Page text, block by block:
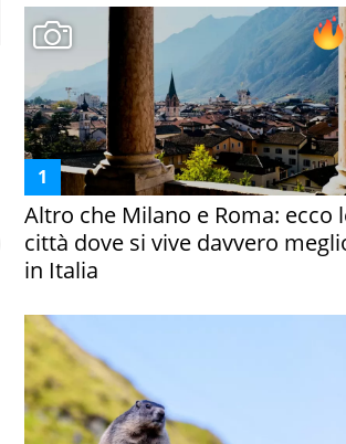
Altro che Milano e Roma: ecco
città dove si vive davvero
in Italia